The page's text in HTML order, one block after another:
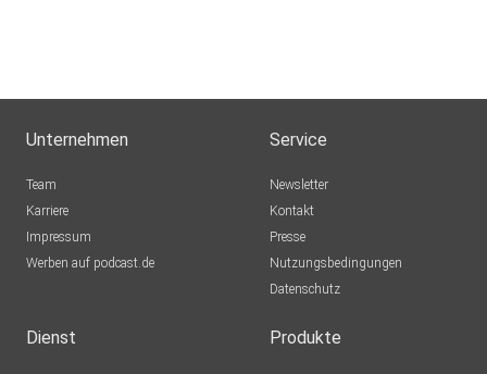
Unternehmen
Team
Karriere
Impressum
Werben auf podcast.de
Service
Newsletter
Kontakt
Presse
Nutzungsbedingungen
Datenschutz
Dienst Produkte